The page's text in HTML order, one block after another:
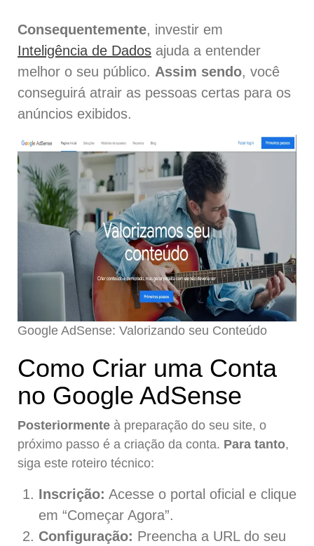
Consequentemente, investir em
Inteligência de Dados ajuda a entender
melhor o seu público. Assim sendo, você
conseguirá atrair as pessoas certas para os
anúncios exibidos.
Google AdSense: Valorizando seu Conteúdo
Como Criar uma Conta
no Google AdSense
Posteriormente à preparação do seu site, o
próximo passo é a criação da conta. Para tanto,
siga este roteiro técnico:
Inscrição: Acesse o portal oficial e clique
em “Começar Agora”.
Configuração: Preencha a URL do seu